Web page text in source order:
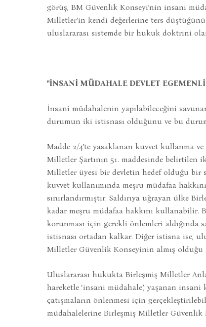
görüş, BM Güvenlik Konseyi’nin insani
Milletler’in kendi değerlerine ters
uluslararası sistemde bir hukuk doktrini
"İNSANİ MÜDAHALE DEVLET
İnsani müdahalenin yapılabileceğini
durumun iki istisnası olduğunu ve bu
Madde 2/4’te yasaklanan kuvvet kullanma
Milletler Şartının 51. maddesinde
Milletler üyesi bir devletin hedef olduğu bir
kuvvet kullanımında meşru müdafaa
sınırlandırmıştır. Saldırıya uğrayan ülke
kadar meşru müdafaa hakkını kullanabilir.
korunması için gerekli önlemleri aldığında
istisnası ortadan kalkar. Diğer istisna ise,
Milletler Güvenlik Konseyinin almış olduğu
Uluslararası hukukta Birleşmiş Milletler
hareketle ‘insani müdahale’, yaşanan insani
çatışmaların önlenmesi için
müdahalelerine Birleşmiş Milletler